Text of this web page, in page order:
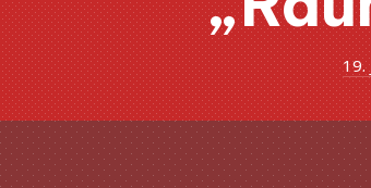
19.